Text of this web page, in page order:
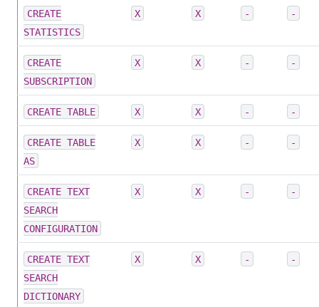
CREATE
STATISTICS
X X - -
CREATE
SUBSCRIPTION
X X - -
CREATE TABLE X X - -
CREATE TABLE
AS
X X - -
CREATE TEXT
SEARCH
CONFIGURATION
X X - -
CREATE TEXT
SEARCH
DICTIONARY
X X - -